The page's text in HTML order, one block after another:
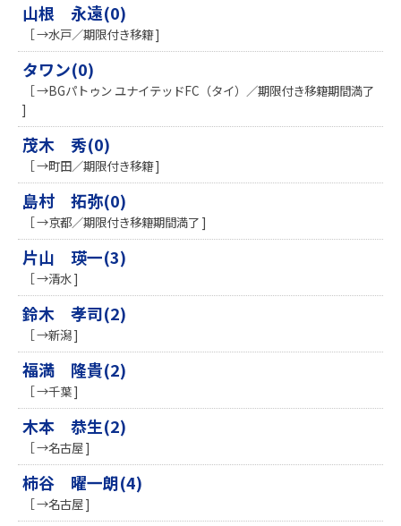
山根 永遠(0)
［ →水戸／期限付き移籍 ]
タワン(0)
［ →BGパトゥン ユナイテッドFC（タイ）／期限付き移籍期間満了
]
茂木 秀(0)
［ →町田／期限付き移籍 ]
島村 拓弥(0)
［ →京都／期限付き移籍期間満了 ]
片山 瑛一(3)
［ →清水 ]
鈴木 孝司(2)
［ →新潟 ]
福満 隆貴(2)
［ →千葉 ]
木本 恭生(2)
［ →名古屋 ]
柿谷 曜一朗(4)
［ →名古屋 ]